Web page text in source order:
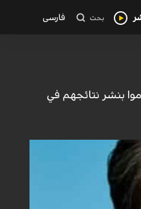
بحث فارسی
بنشر نتائجهم في